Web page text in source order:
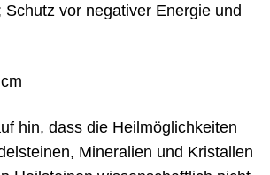
Schutz vor negativer Energie und
hin, dass die Heilmöglichkeiten
Mineralien und Kristallen